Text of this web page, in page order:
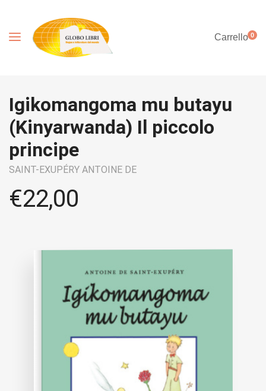
Carrello0
Igikomangoma mu butayu
(Kinyarwanda) Il piccolo
principe
SAINT-EXUPÉRY ANTOINE DE
€22,00